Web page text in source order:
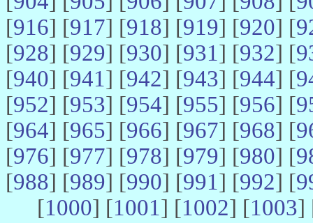
[916] [917] [918] [919] [920] [
[928] [929] [930] [931] [932] [
[940] [941] [942] [943] [944] [
[952] [953] [954] [955] [956] [
[964] [965] [966] [967] [968] [
[976] [977] [978] [979] [980] [
[988] [989] [990] [991] [992] [
[1000] [1001] [1002] [1003]